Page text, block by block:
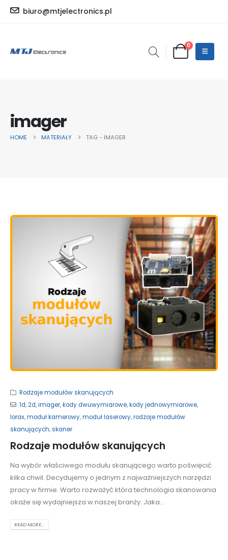
biuro@mtjelectronics.pl
0
imager
HOME MATERIAŁY TAG - IMAGER
Rodzaje modułów skanujących
1d,2d,imager,kody dwuwymiarowe,kody jednowymiarowe,
lorax,moduł kamerowy,moduł laserowy,rodzaje modułów
skanujących,skaner
Rodzaje modułów skanujących
Na wybór właściwego modułu skanującego warto poświęcić
kilka chwil. Decydujemy o jednym z najważniejszych narzędzi
pracy w firmie. Warto rozważyć która technologia skanowania
okaże się wydajniejsza w naszej branży. Jaka...
READ MORE...